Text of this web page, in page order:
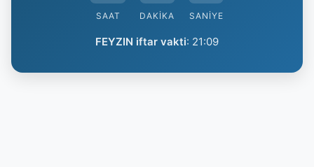
SAAT DAKIKA SANIYE
FEYZIN iftar vakti: 21:09